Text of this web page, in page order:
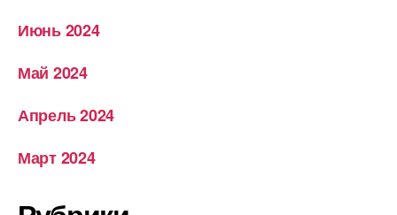
Июнь 2024
Май 2024
Апрель 2024
Март 2024